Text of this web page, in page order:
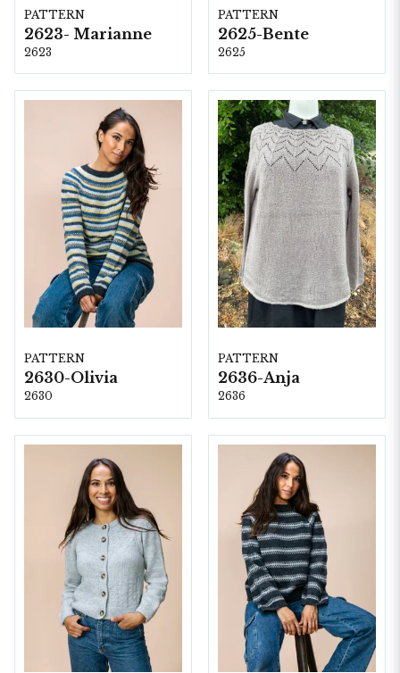
PATTERN
2623- Marianne
2623
PATTERN
2625-Bente
2625
PATTERN
2630-Olivia
2630
PATTERN
2636-Anja
2636